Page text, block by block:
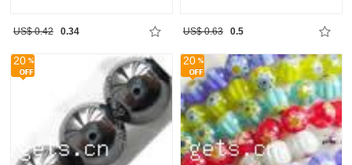
US$ 0.42 0.34 US$ 0.63 0.5
20 20